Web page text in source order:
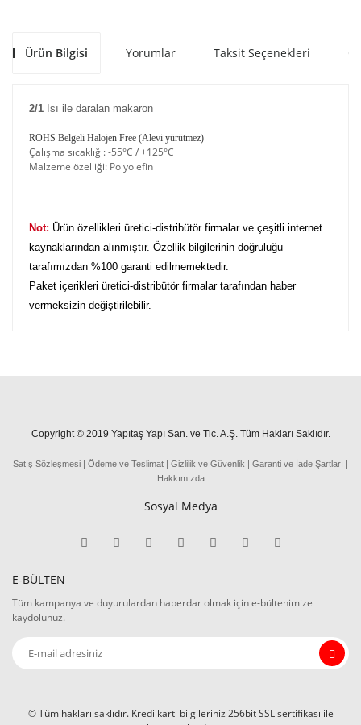
Ürün Bilgisi Yorumlar Taksit Seçenekleri
2/1 Isı ile daralan makaron
ROHS Belgeli Halojen Free (Alevi yürütmez)
Çalışma sıcaklığı: -55°C / +125°C
Malzeme özelliği: Polyolefin
Not: Ürün özellikleri üretici-distribütör firmalar ve çeşitli internet
kaynaklarından alınmıştır. Özellik bilgilerinin doğruluğu
tarafımızdan %100 garanti edilmemektedir.
Paket içerikleri üretici-distribütör firmalar tarafından haber
vermeksizin değiştirilebilir.
Copyright © 2019 Yapıtaş Yapı San. ve Tic. A.Ş. Tüm Hakları Saklıdır.
Satış Sözleşmesi | Ödeme ve Teslimat | Gizlilik ve Güvenlik | Garanti ve İade Şartları |
Hakkımızda
Sosyal Medya
E-BÜLTEN
Tüm kampanya ve duyurulardan haberdar olmak için e-bültenimize
kaydolunuz.
© Tüm hakları saklıdır. Kredi kartı bilgileriniz 256bit SSL sertifikası ile